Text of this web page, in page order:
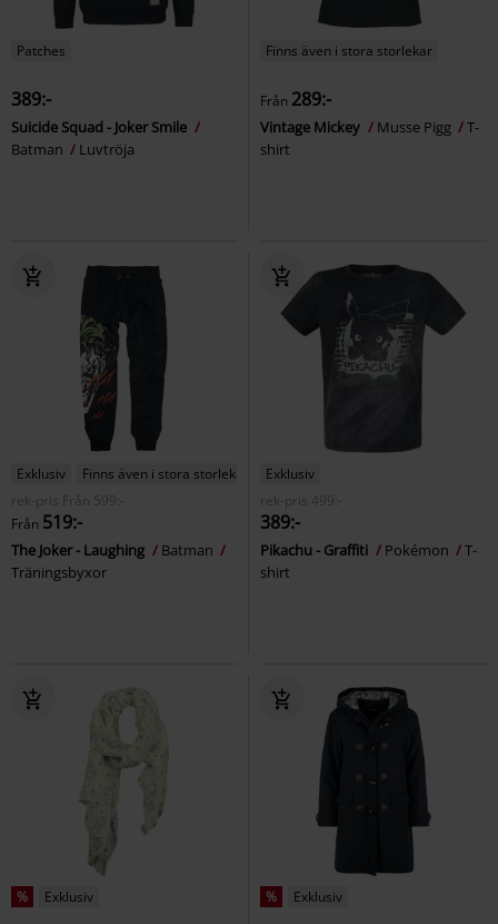
Patches
389:-
Suicide Squad - Joker Smile
Batman
Luvtröja
Finns även i stora storlekar
Från 289:-
Vintage Mickey Musse Pigg
T-
shirt
Exklusiv
Finns även i stora storlekar
rek-pris
Från
599:-
Från 519:-
The Joker - Laughing
Batman
Träningsbyxor
Exklusiv
rek-pris
499:-
389:-
Pikachu - Graffiti Pokémon
T-
shirt
% Exklusiv % Exklusiv